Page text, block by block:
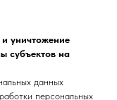
и уничтожение
субъектов на
данных
персональных